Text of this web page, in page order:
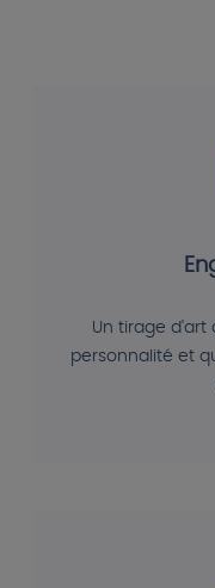
Un tirage d'art
personnalité et